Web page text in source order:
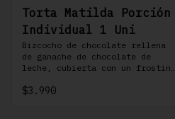
Torta Matilda Porción
Individual 1 Uni
Bizcocho de chocolate rellena
de ganache de chocolate de
leche, cubierta con un frosting
$3.990